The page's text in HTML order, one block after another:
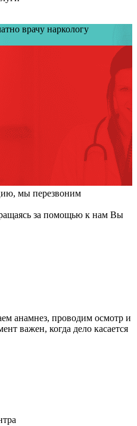
врачу наркологу
мы перезвоним
за помощью к нам Вы
анамнез, проводим осмотр и
важен, когда дело касается